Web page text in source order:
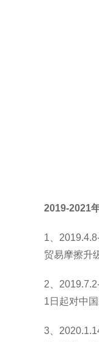
2019-2021
1、
贸易摩擦升
2、
1日起对中
3、